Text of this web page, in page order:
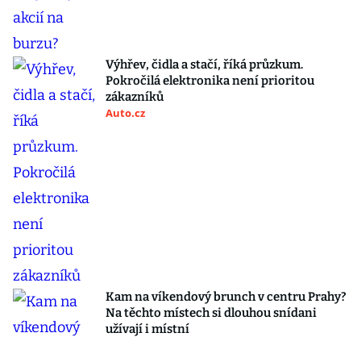
Výhřev, čidla a stačí, říká průzkum.
Pokročilá elektronika není prioritou
zákazníků
Auto.cz
Kam na víkendový brunch v centru Prahy?
Na těchto místech si dlouhou snídani
užívají i místní